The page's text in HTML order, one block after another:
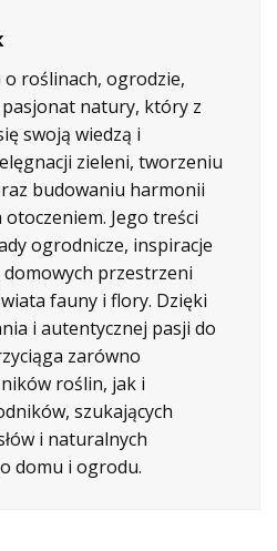
roślinach, ogrodzie,
natury, który z
swoją wiedzą i
zieleni, tworzeniu
budowaniu harmonii
otoczeniem. Jego treści
ogrodnicze, inspiracje
domowych przestrzeni
fauny i flory. Dzięki
i autentycznej pasji do
zarówno
roślin, jak i
szukających
i naturalnych
domu i ogrodu.